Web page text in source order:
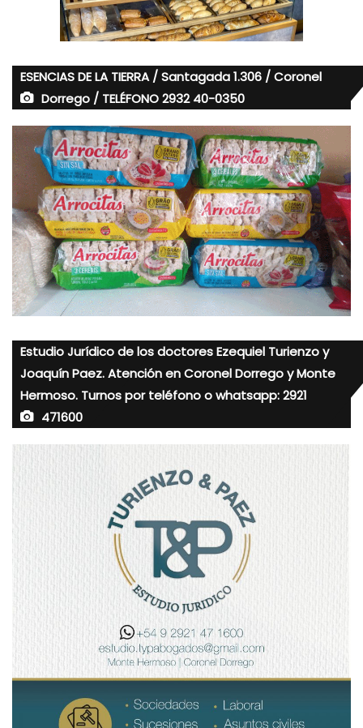
ESENCIAS DE LA TIERRA / Santagada 1.306 / Coronel
Dorrego / TELÉFONO 2932 40-0350
Estudio Jurídico de los doctores Ezequiel Turienzo y
Joaquín Paez. Atención en Coronel Dorrego y Monte
Hermoso. Turnos por teléfono o whatsapp: 2921
471600